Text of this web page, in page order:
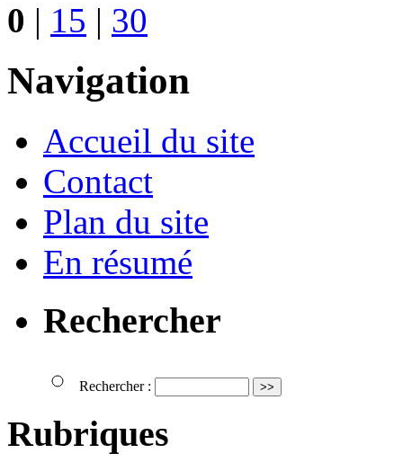
0 | 15 | 30
Navigation
Accueil du site
Contact
Plan du site
En résumé
Rechercher
Rechercher :
Rubriques